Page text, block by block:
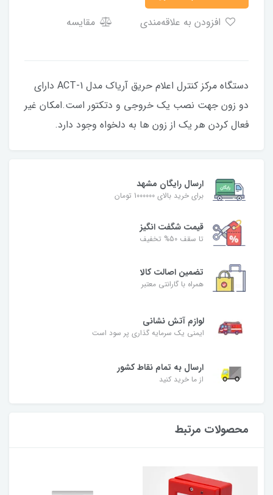
مقایسه
دستگاه مرکز کنترل اعلام حریق آریاک مدل ACT-1 دارای
دو زون جهت نصب یک خروجی و دتکتور است.امکان غیر
فعال کردن هر یک از زون ها به دلخواه وجود دارد.
ارسال رایگان مشهد
برای خرید بالای 1000000 تومان
قیمت شگفت‌ انگیز
تا سقف 50% تخفیف
تضمین اصالت کالا
همراه با گارانتی معتبر
لوازم آتش نشانی
ایمنی یک سرمایه گذاری پر سود است
ارسال به تمام نقاط کشور
از ما خرید کنید
محصولات مرتبط